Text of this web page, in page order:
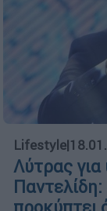
Lifestyle|
Λύτρας
Παντελίδη: